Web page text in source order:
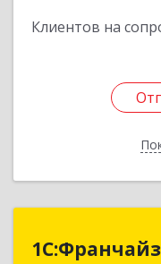
Клиентов на